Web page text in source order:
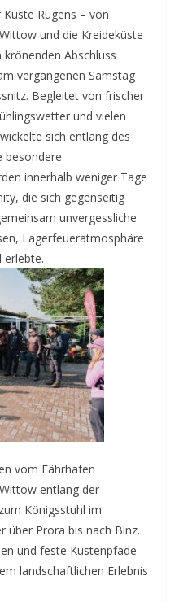
Rügens – von
und die Kreideküste
Abschluss
vergangenen Samstag
Begleitet von frischer
und vielen
sich entlang des
besondere
innerhalb weniger Tage
die sich gegenseitig
unvergessliche
Lagerfeueratmosphäre
erlebte.
vom Fährhafen
entlang der
Königsstuhl im
über Prora bis nach Binz.
und feste Küstenpfade
landschaftlichen Erlebnis